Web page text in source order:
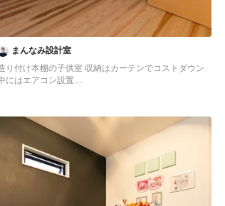
まんなみ設計室
り付け本棚の子供室 収納はカーテンでコストダウン
にはエアコン設置